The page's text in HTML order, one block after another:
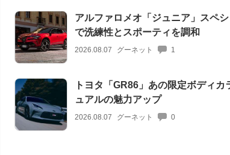
アルファロメオ「ジュニア」スペ
で洗練性とスポーティを調和
2026.08.07 グーネット 1
トヨタ「GR86」あの限定ボディ
ュアルの魅力アップ
2026.08.07 グーネット 0